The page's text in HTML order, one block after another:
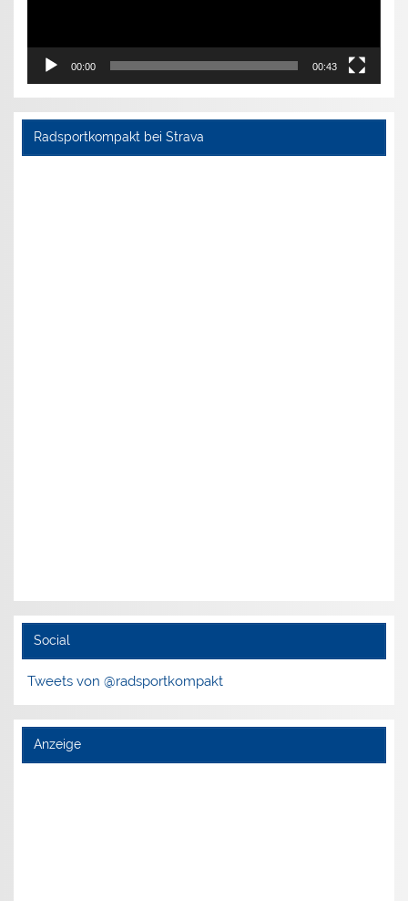
00:00 00:43
Radsportkompakt bei Strava
Social
Tweets von @radsportkompakt
Anzeige